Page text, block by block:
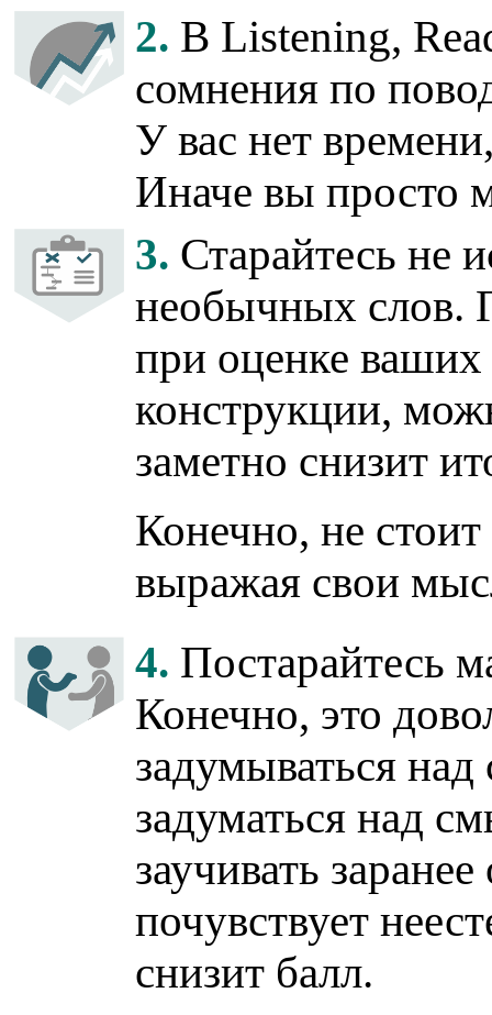
2. В Listening,
сомнения по
У вас нет
Иначе вы просто
3. Старайтесь не
необычных слов.
при оценке
конструкции,
заметно снизит
Конечно, не
выражая свои
4. Постарайтесь
Конечно, это
задумываться
задуматься над
заучивать
почувствует
снизит балл.